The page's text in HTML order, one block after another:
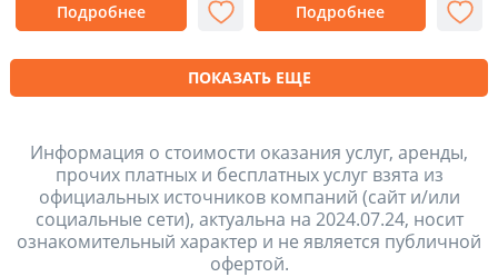
Подробнее Подробнее
ПОКАЗАТЬ ЕЩЕ
Информация о стоимости оказания услуг, аренды,
прочих платных и бесплатных услуг взята из
официальных источников компаний (сайт и/или
социальные сети), актуальна на 2024.07.24, носит
ознакомительный характер и не является публичной
офертой.